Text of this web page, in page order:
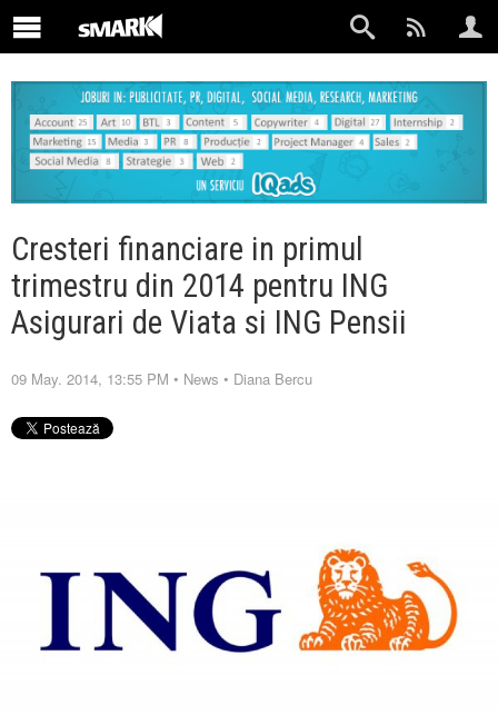
Cresteri financiare in primul
trimestru din 2014 pentru ING
Asigurari de Viata si ING Pensii
09 May. 2014, 13:55 PM • News • Diana Bercu